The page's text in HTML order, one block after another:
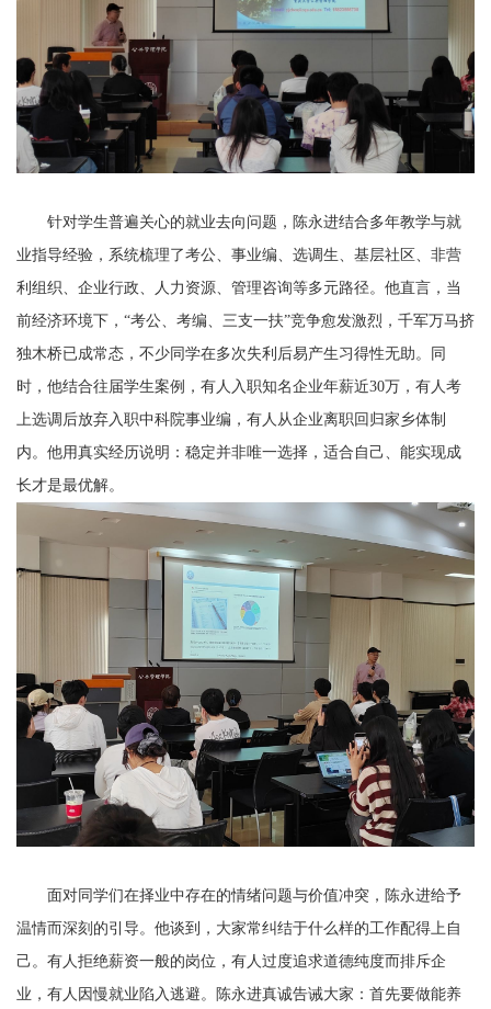
针对学生普遍关心的就业去向问题， 陈永进结合多年教学与就
业指导经验，系统梳理了考公、事业编、选调生、基层社区、非营
利组织、企业行政、人力资源、管理咨询等多元路径。他直言，当
前经济环境下，“考公、考编、三支一扶”竞争愈发激烈，千军万马挤
独木桥已成常态，不少同学在多次失利后易产生习得性无助。同
时，他结合往届学生案例，有人入职知名企业年薪近30万，有人考
上选调后放弃入职中科院事业编，有人从企业离职回归家乡体制
内。他用真实经历说明：稳定并非唯一选择，适合自己、能实现成
长才是最优解。
面对同学们在择业中存在的情绪问题与价值冲突， 陈永进给予
温情而深刻的引导。他谈到，大家常纠结于什么样的工作配得上自
己。有人拒绝薪资一般的岗位，有人过度追求道德纯度而排斥企
业，有人因慢就业陷入逃避。
陈永进真诚告诫大家：首先要做能养